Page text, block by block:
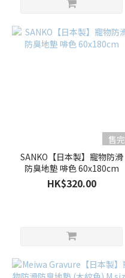
售完
SANKO【日本製】寵物防滑
防臭地墊 啡色 60x180cm
HK$320.00